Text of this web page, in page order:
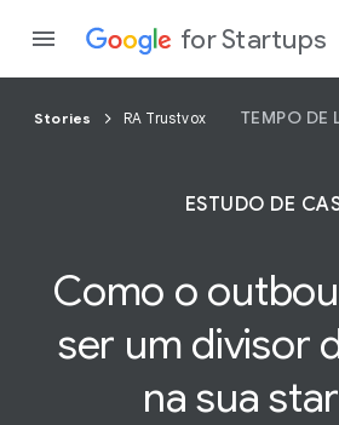
for Startups
Stories RA Trustvox TEMPO DE
ESTUDO DE
Como o
ser um divisor
na sua